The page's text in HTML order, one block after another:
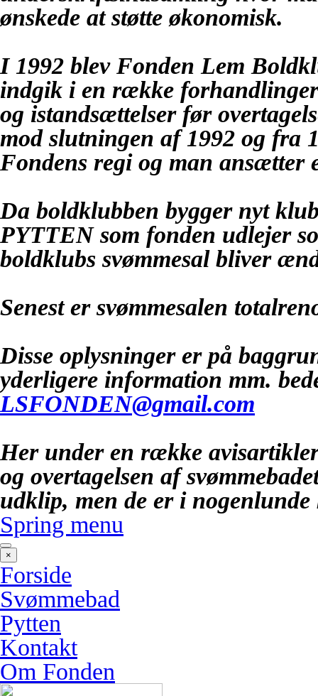
ønskede at støtte økonomisk.
I 1992 blev Fonden Lem
indgik i en række
og istandsættelser før
mod slutningen af 1992 og fra
Fondens regi og man ansætter
Da boldklubben bygger nyt
PYTTEN som fonden udlejer
boldklubs svømmesal bliver
Senest er svømmesalen
Disse oplysninger er på
yderligere information mm.
LSFONDEN@gmail.com
Her under en række
og overtagelsen af
udklip, men de er i
Spring menu
×
Forside
Svømmebad
Pytten
Kontakt
Om Fonden